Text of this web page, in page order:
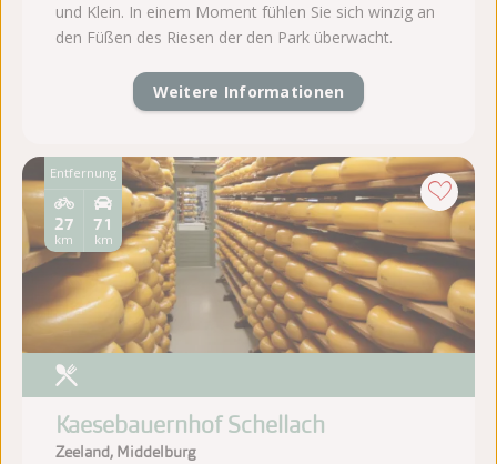
Entfernung
71
km
27
km
Kaesebauernhof Schellach
Zeeland, Middelburg
und Klein. In einem Moment fühlen Sie sich winzig an
den Füßen des Riesen der den Park überwacht.
Weitere Informationen